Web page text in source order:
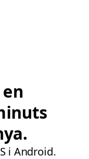
i Android.